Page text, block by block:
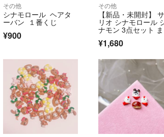
その他
シナモロール ヘアタ
ーバン １番くじ
¥900
その他
【新品・未開封】
リオ シナモロール
ナモン 3点セット
め売り
¥1,680